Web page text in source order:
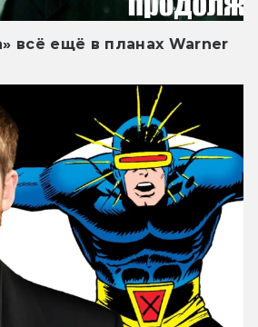
всё ещё в планах Warner